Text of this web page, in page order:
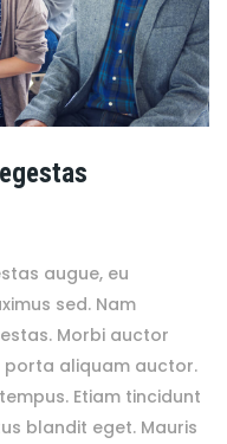
augue, eu
sed. Nam
Morbi auctor
porta aliquam auctor.
Etiam tincidunt
blandit eget. Mauris